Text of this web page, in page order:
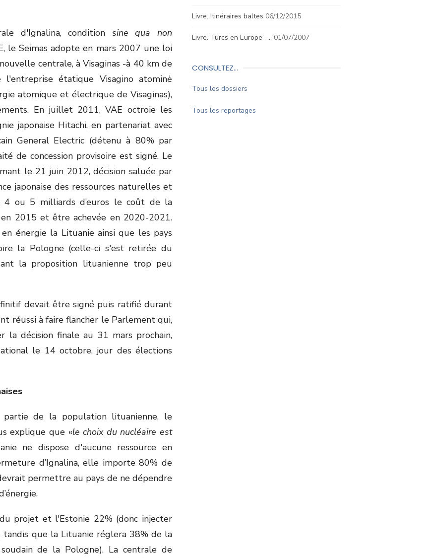
d'Ignalina, condition sine qua non
le Seimas adopte en mars 2007 une loi
centrale, à Visaginas -à 40 km de
étatique Visagino atominė
atomique et électrique de Visaginas),
En juillet 2011, VAE octroie les
japonaise Hitachi, en partenariat avec
General Electric (détenu à 80% par
de concession provisoire est signé. Le
le 21 juin 2012, décision saluée par
japonaise des ressources naturelles et
4 ou 5 milliards d’euros le coût de la
2015 et être achevée en 2020-2021.
énergie la Lituanie ainsi que les pays
la Pologne (celle-ci s'est retirée du
la proposition lituanienne trop peu
devait être signé puis ratifié durant
réussi à faire flancher le Parlement qui,
décision finale au 31 mars prochain,
le 14 octobre, jour des élections
de la population lituanienne, le
explique que «le choix du nucléaire est
ne dispose d'aucune ressource en
d’Ignalina, elle importe 80% de
permettre au pays de ne dépendre
projet et l'Estonie 22% (donc injecter
tandis que la Lituanie réglera 38% de la
de la Pologne). La centrale de
Livre. Itinéraires baltes 06/12/2015
Livre. Turcs en Europe –… 01/07/2007
CONSULTEZ…
Tous les dossiers
Tous les reportages